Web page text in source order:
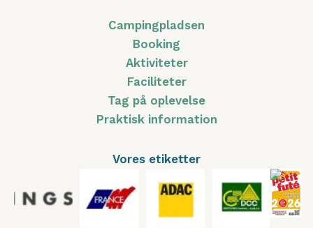
Campingpladsen
Booking
Aktiviteter
Faciliteter
Tag på oplevelse
Praktisk information
Vores etiketter